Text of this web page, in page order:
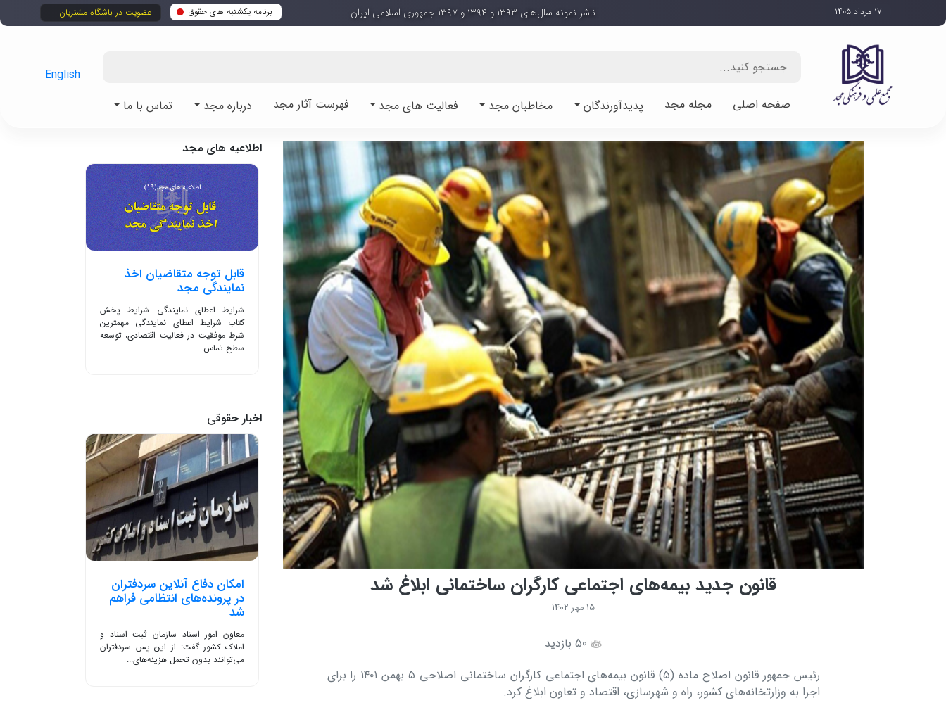
برنامه یکشنبه های حقوق عضویت در باشگاه مشتریان ۱۷ مرداد ۱۴۰۵ ناشر نمونه سال‌های ۱۳۹۳ و ۱۳۹۴ و ۱۳۹۷ جمهوری اسلامی ایران
صفحه اصلی مجله مجد پدیدآورندگان مخاطبان مجد فعالیت های مجد فهرست آثار مجد درباره مجد تماس با ما
English
قانون جدید بیمه‌های اجتماعی کارگران ساختمانی ابلاغ شد
۱۵ مهر ۱۴۰۲
50 بازدید
رئیس جمهور قانون اصلاح ماده (۵) قانون بیمه‌های اجتماعی کارگران ساختمانی اصلاحی ۵ بهمن ۱۴۰۱ را برای
اجرا به وزارتخانه‌های کشور، راه و شهرسازی، اقتصاد و تعاون ابلاغ کرد.
اطلاعیه های مجد
قابل توجه متقاضیان اخذ
نمایندگی مجد
شرایط اعطای نمایندگی شرایط پخش
کتاب شرایط اعطای نمایندگی مهمترین
شرط موفقیت در فعالیت اقتصادی، توسعه
سطح تماس...
اخبار حقوقی
امکان دفاع آنلاین سردفتران
در پرونده‌های انتظامی فراهم
شد
معاون امور اسناد سازمان ثبت اسناد و
املاک کشور گفت: از این پس سردفتران
می‌توانند بدون تحمل هزینه‌های...